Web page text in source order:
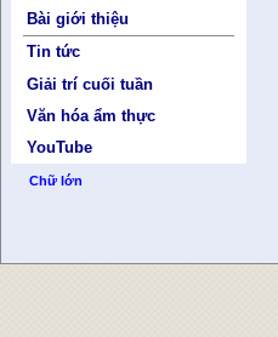
Bài giới thiệu
Tin tức
Giải trí cuối tuần
Văn hóa ẩm thực
YouTube
Chữ lớn